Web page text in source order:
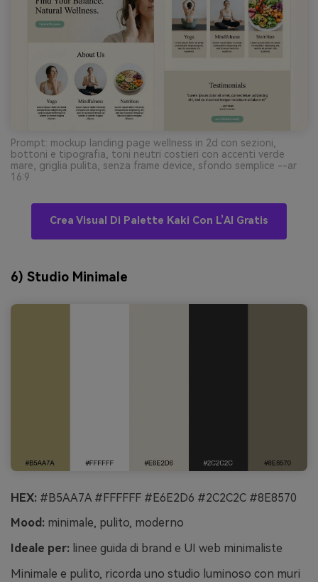
Prompt: mockup landing page wellness in 2d con sezioni,
bottoni e tipografia, toni neutri costieri con accenti verde
mare, griglia pulita, senza frame device, sfondo semplice --ar
16:9
Crea Visual Di Palette Kaki Con L’AI Gratis
6) Studio Minimale
HEX: #B5AA7A #FFFFFF #E6E2D6 #2C2C2C #8E8570
Mood: minimale, pulito, moderno
Ideale per: linee guida di brand e UI web minimaliste
Minimale e pulito, ricorda uno studio luminoso con muri